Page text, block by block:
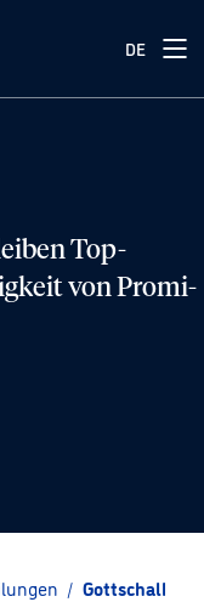
DE
Top-
von Promi-
/ Gottschalk